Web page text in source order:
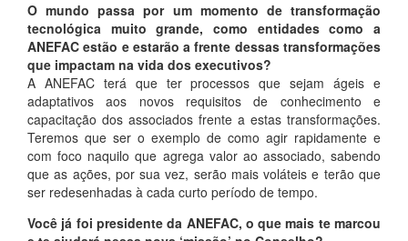
O mundo passa por um momento de transformação
tecnológica muito grande, como entidades como a
ANEFAC estão e estarão a frente dessas transformações
que impactam na vida dos executivos?
A ANEFAC terá que ter processos que sejam ágeis e
adaptativos aos novos requisitos de conhecimento e
capacitação dos associados frente a estas transformações.
Teremos que ser o exemplo de como agir rapidamente e
com foco naquilo que agrega valor ao associado, sabendo
que as ações, por sua vez, serão mais voláteis e terão que
ser redesenhadas à cada curto período de tempo.
Você já foi presidente da ANEFAC, o que mais te marcou